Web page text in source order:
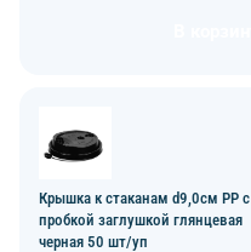
Крышка к стаканам d9,0см PP с
пробкой заглушкой глянцевая
черная 50 шт/уп